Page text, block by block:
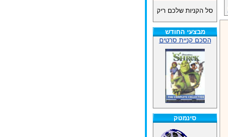
סל הקניות שלכם ריק
מבצעי החודש
הסכם קניית סרטים
סינמטק